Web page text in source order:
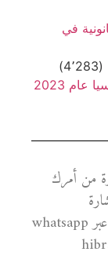
في
(4٬283)
من أمرك
hibra.co.id (استشارات الأعمال القانونية) عبر whatsapp